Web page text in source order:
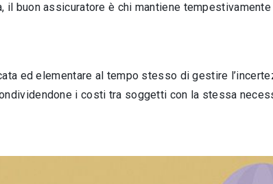
il buon assicuratore è chi mantiene
ed elementare al tempo stesso di gestire
i costi tra soggetti con la stessa